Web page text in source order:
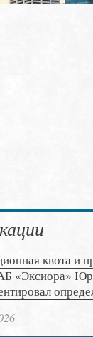
квота и
«Эксиора»